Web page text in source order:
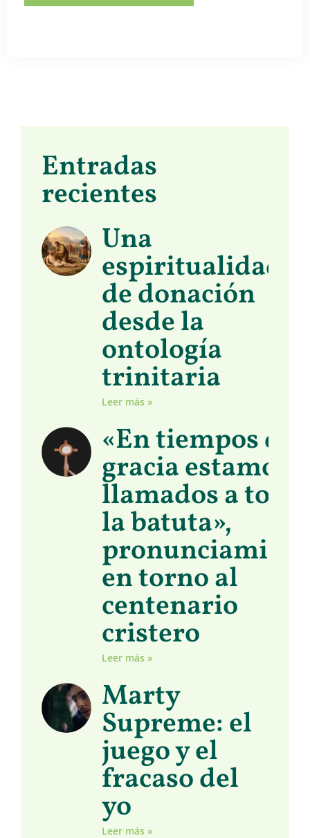
Entradas
recientes
Una
espiritualidad
de donación
desde la
ontología
trinitaria
Leer más »
«En tiempos de
gracia estamos
llamados a
la batuta»,
en torno al
centenario
cristero
Leer más »
Marty
Supreme: el
juego y el
fracaso del
yo
Leer más »